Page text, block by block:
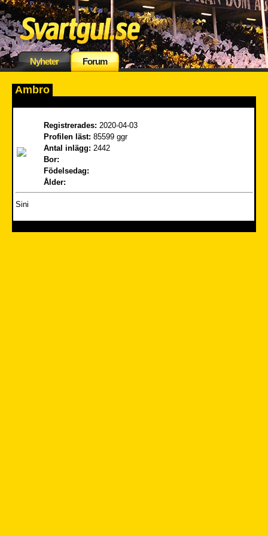
Nyheter Forum
Ambro
Registrerades: 2020-04-03
Profilen läst: 85599 ggr
Antal inlägg: 2442
Bor:
Födelsedag:
Ålder:
Sini